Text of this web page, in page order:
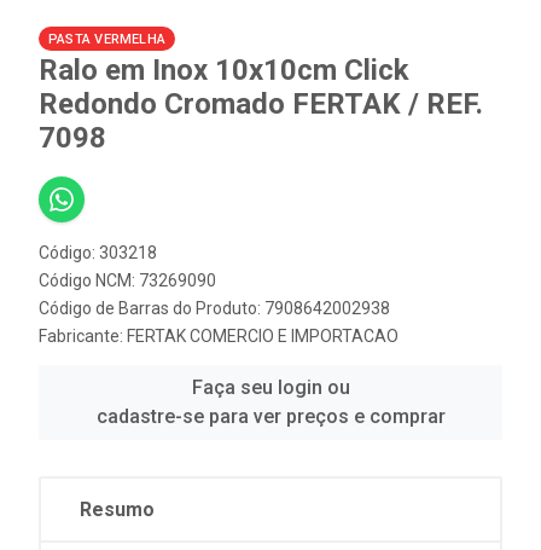
PASTA VERMELHA
Ralo em Inox 10x10cm Click
Redondo Cromado FERTAK / REF.
7098
Código: 303218
Código NCM: 73269090
Código de Barras do Produto: 7908642002938
Fabricante: FERTAK COMERCIO E IMPORTACAO
Faça seu login ou
cadastre-se para ver preços e comprar
Resumo